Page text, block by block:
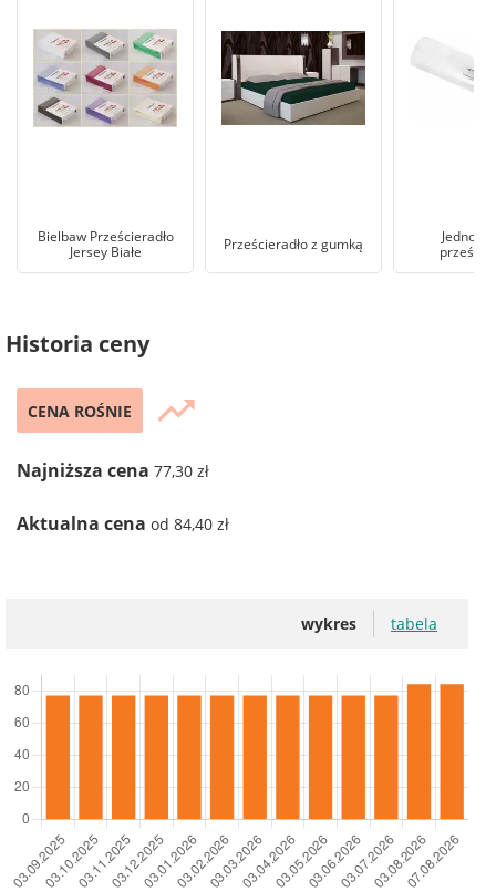
Bielbaw Prześcieradło
Jersey Białe
Prześcieradło z gumką
Historia ceny
CENA ROŚNIE trending_up
Najniższa cena 77,30 zł
Aktualna cena od 84,40 zł
wykres tabela